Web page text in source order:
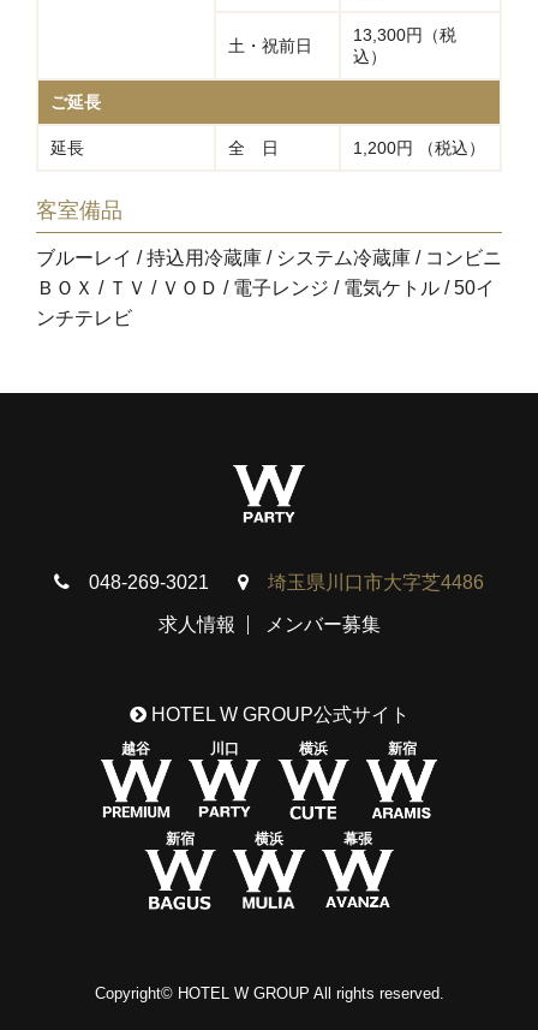
土・祝前日
13,300円（税
込）
ご延長
延長 全 日 1,200円 （税込）
客室備品
ブルーレイ / 持込用冷蔵庫 / システム冷蔵庫 / コンビニ
ＢＯＸ / ＴＶ / ＶＯＤ / 電子レンジ / 電気ケトル / 50イ
ンチテレビ
048-269-3021 埼玉県川口市大字芝4486
求人情報 メンバー募集
HOTEL W GROUP公式サイト
越谷 川口 横浜 新宿
新宿 横浜 幕張
Copyright© HOTEL W GROUP All rights reserved.